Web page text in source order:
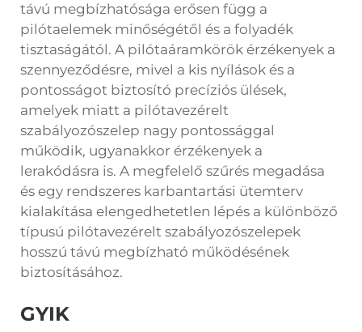
távú megbízhatósága erősen függ a
pilótaelemek minőségétől és a folyadék
tisztaságától. A pilótaáramkörök érzékenyek a
szennyeződésre, mivel a kis nyílások és a
pontosságot biztosító precíziós ülések,
amelyek miatt a pilótavezérelt
szabályozószelep nagy pontossággal
működik, ugyanakkor érzékenyek a
lerakódásra is. A megfelelő szűrés megadása
és egy rendszeres karbantartási ütemterv
kialakítása elengedhetetlen lépés a különböző
típusú pilótavezérelt szabályozószelepek
hosszú távú megbízható működésének
biztosításához.
GYIK